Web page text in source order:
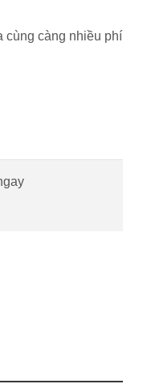
cùng càng nhiều phí